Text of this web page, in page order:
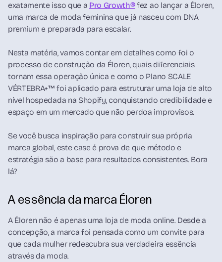
exatamente isso que a Pro Growth®fez ao lançar a Éloren,
uma marca de moda feminina que já nasceu com DNA
premium e preparada para escalar.
Nesta matéria, vamos contar em detalhes como foi o
processo de construção da Éloren, quais diferenciais
tornam essa operação única e como o Plano SCALE
VÉRTEBRA+™ foi aplicado para estruturar uma loja de alto
nível hospedada na Shopify, conquistando credibilidade e
espaço em um mercado que não perdoa improvisos.
Se você busca inspiração para construir sua própria
marca global, este case é prova de que método e
estratégia são a base para resultados consistentes. Bora
lá?
A essência da marca Éloren
A Éloren não é apenas uma loja de moda online. Desde a
concepção, a marca foi pensada como um convite para
que cada mulher redescubra sua verdadeira essência
através da moda.